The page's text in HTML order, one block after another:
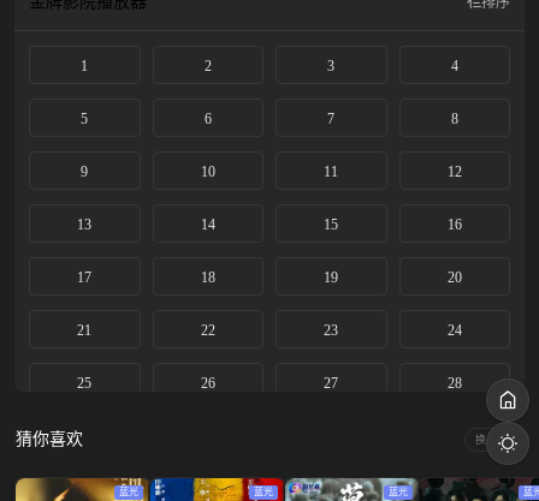
1 2 3 4
5 6 7 8
9 10 11 12
13 14 15 16
17 18 19 20
21 22 23 24
25 26 27 28
29
猜你喜欢 换一换
蓝光 蓝光 蓝光 蓝